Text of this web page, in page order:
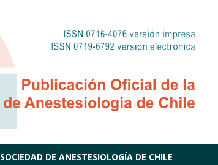
SOCIEDAD DE ANESTESIOLOGÍA DE CHILE